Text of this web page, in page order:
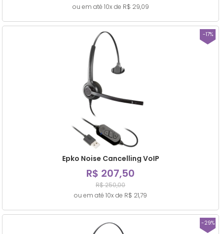
ou em até 10x de R$ 29,09
-17%
Epko Noise Cancelling VoIP
R$ 207,50
R$ 250,00
ou em até 10x de R$ 21,79
-29%